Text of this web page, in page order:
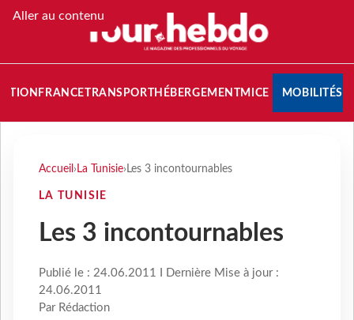
Aller au contenu
FRANCETRANSPORT HÉBERGEMENTMICE MOBILITÉS
Accueil › La Tunisie› Les 3 incontournables
LA TUNISIE
Les 3 incontournables
Publié le : 24.06.2011 I Dernière Mise à jour :
24.06.2011
Par Rédaction